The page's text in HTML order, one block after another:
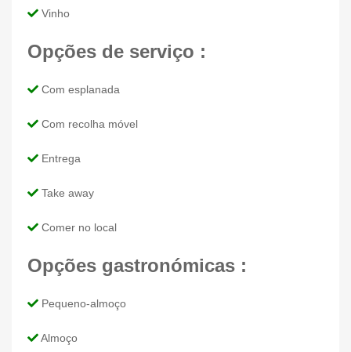
Vinho
Opções de serviço :
Com esplanada
Com recolha móvel
Entrega
Take away
Comer no local
Opções gastronómicas :
Pequeno-almoço
Almoço